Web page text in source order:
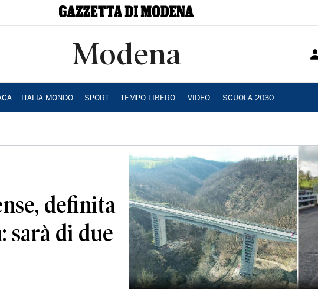
Modena
ITALIA MONDO SPORT TEMPO LIBERO VIDEO SCUOLA 2030
definita
sarà di due